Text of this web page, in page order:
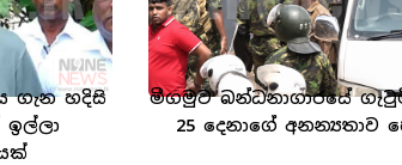
ගැන හදිසි
මීගමුව බන්ධනාගාරයේ
25 දෙනාගේ අනන්‍යතාව